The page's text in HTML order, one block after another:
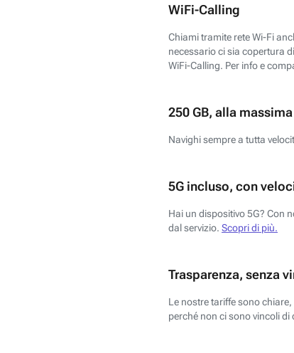
WiFi-Calling
Chiami tramite rete Wi-Fi
necessario ci sia copertura
WiFi-Calling. Per info e
250 GB, alla
Navighi sempre a tutta
5G incluso, con
Hai un dispositivo 5G? Con
dal servizio. Scopri di più.
Trasparenza, senza
Le nostre tariffe sono
perché non ci sono vincoli